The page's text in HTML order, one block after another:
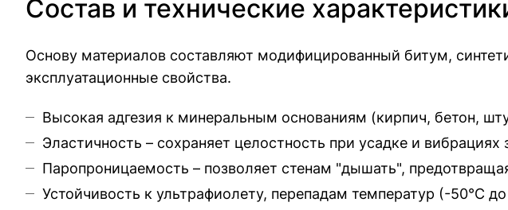
Состав и технические
Основу материалов составляют модифицированный битум,
эксплуатационные свойства.
Высокая адгезия к минеральным основаниям (кирпич, бетон,
Эластичность – сохраняет целостность при усадке и вибрациях
Паропроницаемость – позволяет стенам "дышать",
Устойчивость к ультрафиолету, перепадам температур (-50°C